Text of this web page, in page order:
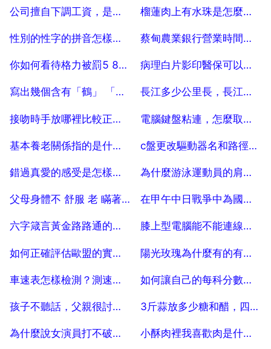
2025-07-04 2025-07-04
公司擅自下調工資，是否有據可循？
2025-07-04
榴蓮肉上有水珠是怎麼回事
2025-07-04
性別的性字的拼音怎樣寫？
2025-07-04
蔡甸農業銀行營業時間，農行北蔡支行週日營業嗎
2025-07-04
你如何看待格力被罰5 8億這件事？
2025-07-04
病理白片影印醫保可以報銷嗎
2025-07-04
寫出幾個含有「鶴」 「龜」
2025-07-04
長江多少公里長，長江全長多少公里
2025-07-04
接吻時手放哪裡比較正常？
2025-07-04
電腦鍵盤粘連，怎麼取消粘連鍵？
2025-07-04
基本養老關係指的是什麼？
2025-07-04
c盤更改驅動器名和路徑有什麼用
2025-07-04
錯過真愛的感受是怎樣的？
2025-07-04
為什麼游泳運動員的肩膀比較寬
2025-07-04
父母身體不 舒服 老 瞞著！大家有什麼方法 可以解決？
2025-07-04
在甲午中日戰爭中為國捐軀的將士的故事
2025-07-04
六字箴言黃金路路通的寓意
2025-07-04
膝上型電腦能不能連線研華工控機
2025-07-04
如何正確評估歐盟的實力？
2025-07-04
陽光玫瑰為什麼有的有籽有的沒有籽
2025-07-04
車速表怎樣檢測？測速器測車速
2025-07-04
如何讓自己的每科分數都能及格？
2025-07-04
孩子不聽話，父親很討厭他，怎麼辦？
2025-07-04
3斤蒜放多少糖和醋，四斤大蒜放多少糖和醋淹糖醋蒜
2025-07-04
為什麼說女演員打不破年齡危機？怎樣找到適合自己年齡的戲？ 小酥肉裡我喜歡肉是什麼意思？